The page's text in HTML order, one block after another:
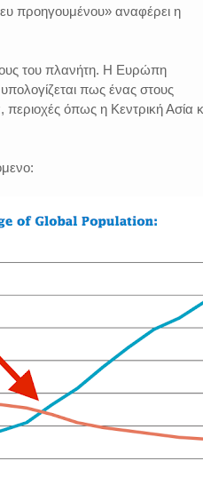
προηγουμένου» αναφέρει η
του πλανήτη. Η Ευρώπη
πως ένας στους
όπως η Κεντρική Ασία